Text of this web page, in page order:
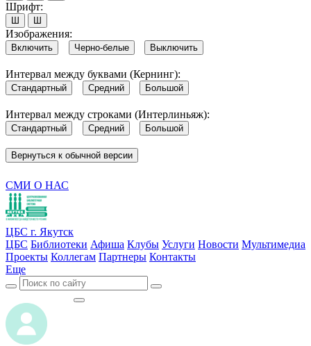
Шрифт:
Ш Ш
Изображения:
Включить Черно-белые Выключить
Интервал между буквами (Кернинг):
Стандартный Средний Большой
Интервал между строками (Интерлиньяж):
Стандартный Средний Большой
Вернуться к обычной версии
СМИ О НАС
ЦБС г. Якутск
ЦБС Библиотеки Афиша Клубы Услуги Новости Мультимедиа
Проекты Коллегам Партнеры Контакты
Еще